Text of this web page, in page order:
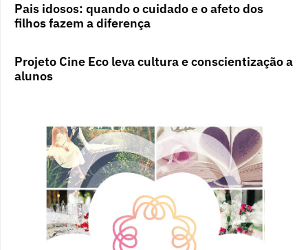
Pais idosos: quando o cuidado e o afeto dos
filhos fazem a diferença
Projeto Cine Eco leva cultura e conscientização a
alunos